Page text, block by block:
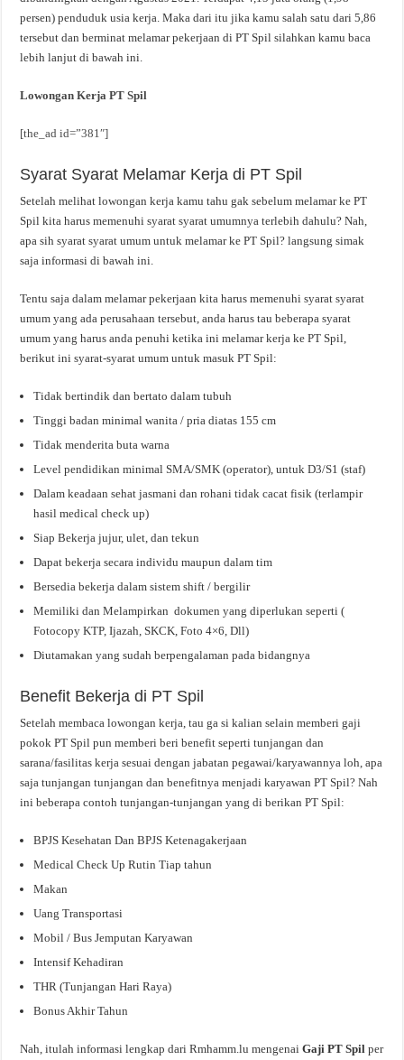
persen) penduduk usia kerja. Maka dari itu jika kamu salah satu dari 5,86
tersebut dan berminat melamar pekerjaan di PT Spil silahkan kamu baca
lebih lanjut di bawah ini.
Lowongan Kerja PT Spil
[the_ad id=”381″]
Syarat Syarat Melamar Kerja di PT Spil
Setelah melihat lowongan kerja kamu tahu gak sebelum melamar ke PT
Spil kita harus memenuhi syarat syarat umumnya terlebih dahulu? Nah,
apa sih syarat syarat umum untuk melamar ke PT Spil? langsung simak
saja informasi di bawah ini.
Tentu saja dalam melamar pekerjaan kita harus memenuhi syarat syarat
umum yang ada perusahaan tersebut, anda harus tau beberapa syarat
umum yang harus anda penuhi ketika ini melamar kerja ke PT Spil,
berikut ini syarat-syarat umum untuk masuk PT Spil:
Tidak bertindik dan bertato dalam tubuh
Tinggi badan minimal wanita / pria diatas 155 cm
Tidak menderita buta warna
Level pendidikan minimal SMA/SMK (operator), untuk D3/S1 (staf)
Dalam keadaan sehat jasmani dan rohani tidak cacat fisik (terlampir
hasil medical check up)
Siap Bekerja jujur, ulet, dan tekun
Dapat bekerja secara individu maupun dalam tim
Bersedia bekerja dalam sistem shift / bergilir
Memiliki dan Melampirkan dokumen yang diperlukan seperti (
Fotocopy KTP, Ijazah, SKCK, Foto 4×6, Dll)
Diutamakan yang sudah berpengalaman pada bidangnya
Benefit Bekerja di PT Spil
Setelah membaca lowongan kerja, tau ga si kalian selain memberi gaji
pokok PT Spil pun memberi beri benefit seperti tunjangan dan
sarana/fasilitas kerja sesuai dengan jabatan pegawai/karyawannya loh, apa
saja tunjangan tunjangan dan benefitnya menjadi karyawan PT Spil? Nah
ini beberapa contoh tunjangan-tunjangan yang di berikan PT Spil:
BPJS Kesehatan Dan BPJS Ketenagakerjaan
Medical Check Up Rutin Tiap tahun
Makan
Uang Transportasi
Mobil / Bus Jemputan Karyawan
Intensif Kehadiran
THR (Tunjangan Hari Raya)
Bonus Akhir Tahun
Nah, itulah informasi lengkap dari Rmhamm.lu mengenaiGaji PT Spilper